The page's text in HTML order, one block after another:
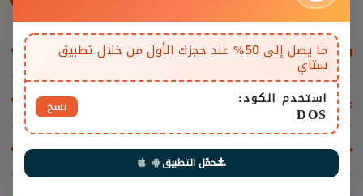
غرف المعيشة والمقاعد
مسابح
المرافق والإضافات
ما يصل إلى50% عند حجزك الأول من خلال تطبيق
ستاي
استخدم الكود:
DOS نسخ
حمّل التطبيق